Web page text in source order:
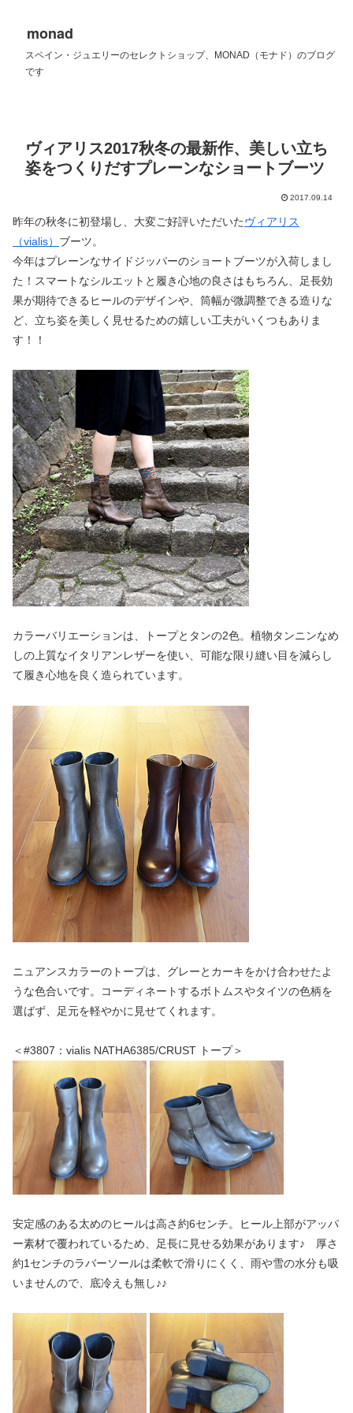
monad
スペイン・ジュエリーのセレクトショップ、MONAD（モナド）のブログ
です
ヴィアリス2017秋冬の最新作、美しい立ち
姿をつくりだすプレーンなショートブーツ
2017.09.14
昨年の秋冬に初登場し、大変ご好評いただいたヴィアリス
（vialis） ブーツ。
今年はプレーンなサイドジッパーのショートブーツが入荷しまし
た！スマートなシルエットと履き心地の良さはもちろん、足長効
果が期待できるヒールのデザインや、筒幅が微調整できる造りな
ど、立ち姿を美しく見せるための嬉しい工夫がいくつもありま
す！！
カラーバリエーションは、トープとタンの2色。植物タンニンなめ
しの上質なイタリアンレザーを使い、可能な限り縫い目を減らし
て履き心地を良く造られています。
ニュアンスカラーのトープは、グレーとカーキをかけ合わせたよ
うな色合いです。コーディネートするボトムスやタイツの色柄を
選ばず、足元を軽やかに見せてくれます。
＜#3807：vialis NATHA6385/CRUST トープ＞
安定感のある太めのヒールは高さ約6センチ。ヒール上部がアッパ
ー素材で覆われているため、足長に見せる効果があります♪ 厚さ
約1センチのラバーソールは柔軟で滑りにくく、雨や雪の水分も吸
いませんので、底冷えも無し♪♪